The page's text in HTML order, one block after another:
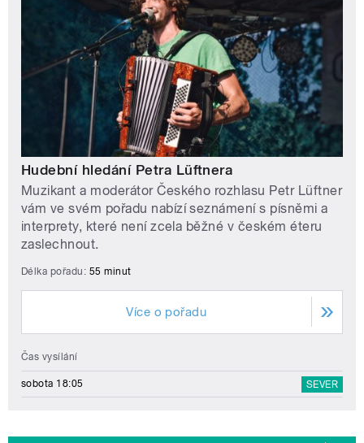
Hudební hledání Petra Lüftnera
Muzikant a moderátor Českého rozhlasu Petr Lüftner
vám ve svém pořadu nabízí seznámení s písněmi a
interprety, které není zcela běžné v českém éteru
zaslechnout.
Délka pořadu: 55 minut
Více o pořadu
Čas vysílání
sobota 18:05 SEVER